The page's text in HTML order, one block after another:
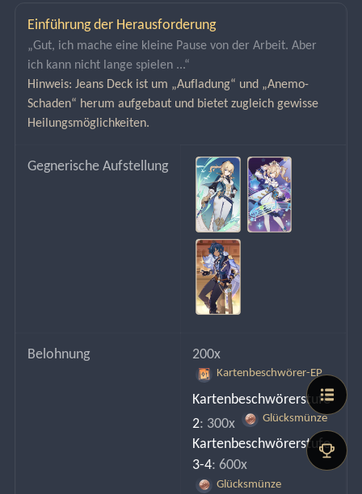
Einführung der Herausforderung
„Gut, ich mache eine kleine Pause von der Arbeit. Aber
ich kann nicht lange spielen ...“
Hinweis: Jeans Deck ist um „Aufladung“ und „Anemo-
Schaden“ herum aufgebaut und bietet zugleich gewisse
Heilungsmöglichkeiten.
Gegnerische Aufstellung
Belohnung 200x
Kartenbeschwörer-EP
Kartenbeschwörerstufe
2: 300x Glücksmünze
Kartenbeschwörerstufe
3-4: 600x
Glücksmünze